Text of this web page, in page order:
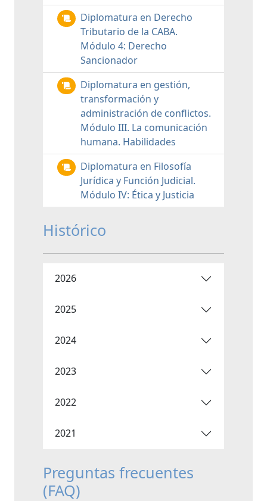
Diplomatura en Derecho
Tributario de la CABA.
Módulo 4: Derecho
Sancionador
Diplomatura en gestión,
transformación y
administración de conflictos.
Módulo III. La comunicación
humana. Habilidades
Diplomatura en Filosofía
Jurídica y Función Judicial.
Módulo IV: Ética y Justicia
Histórico
2026
2025
2024
2023
2022
2021
Preguntas frecuentes
(FAQ)